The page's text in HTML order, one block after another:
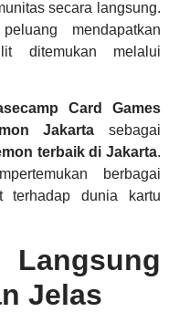
secara langsung.
mendapatkan
ditemukan melalui
Card Games
Jakarta sebagai
terbaik di Jakarta.
berbagai
terhadap dunia kartu
Jelas